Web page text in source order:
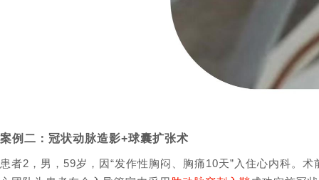
案例二：冠状动脉造影+球囊扩张术
患者2 ，男， 59岁，因“发作性胸闷、胸痛10天” 入住心内科。